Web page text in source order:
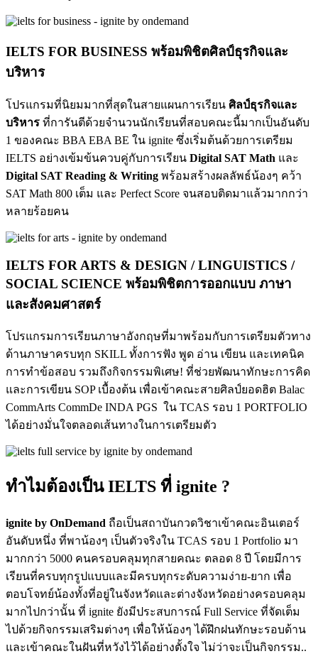
IELTS FOR BUSINESS พร้อมพิชิตศิลป์ธุรกิจและ
บริหาร
โปรแกรมที่นิยมมากที่สุดในสายแผนการเรียน ศิลป์ธุรกิจและ
บริหาร ที่การันตีด้วยจำนวนนักเรียนที่สอบคณะนี้มากเป็นอันดับ
1 ของคณะ BBA EBA BE ใน ignite ซึ่งเริ่มต้นด้วยการเตรียม
IELTS อย่างเข้มข้นควบคู่กับการเรียน Digital SAT Math และ
Digital SAT Reading & Writing พร้อมสร้างผลลัพธ์น้องๆ คว้า
SAT Math 800 เต็ม และ Perfect Score จนสอบติดมาแล้วมากกว่า
หลายร้อยคน
IELTS FOR ARTS & DESIGN / LINGUISTICS /
SOCIAL SCIENCE พร้อมพิชิตการออกแบบ ภาษา
และสังคมศาสตร์
โปรแกรมการเรียนภาษาอังกฤษที่มาพร้อมกับการเตรียมตัวทาง
ด้านภาษาครบทุก SKILL ทั้งการฟัง พูด อ่าน เขียน และเทคนิค
การทำข้อสอบ รวมถึงกิจกรรมพิเศษ! ที่ช่วยพัฒนาทักษะการคิด
และการเขียน SOP เบื้องต้น เพื่อเข้าคณะสายศิลป์ยอดฮิต Balac
CommArts CommDe INDA PGS ใน TCAS รอบ 1 PORTFOLIO
ได้อย่างมั่นใจตลอดเส้นทางในการเตรียมตัว
ทำไมต้องเป็น IELTS ที่ ignite ?
ignite by OnDemand ถือเป็นสถาบันกวดวิชาเข้าคณะอินเตอร์
อันดับหนึ่ง ที่พาน้องๆ เป็นตัวจริงใน TCAS รอบ 1 Portfolio มา
มากกว่า 5000 คนครอบคลุมทุกสายคณะ ตลอด 8 ปี โดยมีการ
เรียนที่ครบทุกรูปแบบและมีครบทุกระดับความง่าย-ยาก เพื่อ
ตอบโจทย์น้องทั้งที่อยู่ในจังหวัดและต่างจังหวัดอย่างครอบคลุม
มากไปกว่านั้น ที่ ignite ยังมีประสบการณ์ Full Service ที่จัดเต็ม
ไปด้วยกิจกรรมเสริมต่างๆ เพื่อให้น้องๆ ได้ฝึกฝนทักษะรอบด้าน
และเข้าคณะในฝันที่หวังไว้ได้อย่างตั้งใจ ไม่ว่าจะเป็นกิจกรรม..